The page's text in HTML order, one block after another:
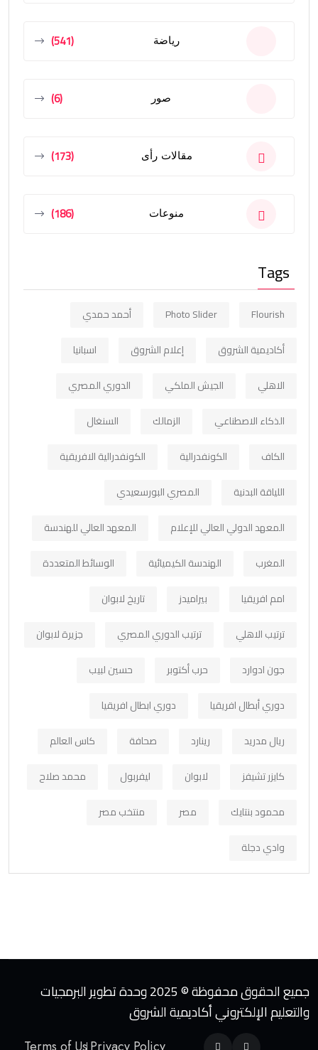
رياضة (541)
صور (6)
مقالات رأى (173)
منوعات (186)
Tags
Flourish
Photo Slider
أحمد حمدي
أكاديمية الشروق
إعلام الشروق
اسبانيا
الاهلي
الجيش الملكي
الدوري المصري
الذكاء الاصطناعي
الزمالك
السنغال
الكاف
الكونفدرالية
الكونفدرالية الافريقية
اللياقة البدنية
المصري البورسعيدي
المعهد الدولي العالي للإعلام
المعهد العالي للهندسة
المغرب
الهندسة الكيميائية
الوسائط المتعددة
امم افريقيا
بيراميدز
تاريخ لابوان
ترتيب الاهلي
ترتيب الدوري المصري
جزيرة لابوان
جون ادوارد
حرب أكتوبر
حسين لبيب
دوري أبطال افريقيا
دوري ابطال افريقيا
ريال مدريد
رينارد صحافة
كاس العالم
كايزر تشيفز
لابوان ليفربول
محمد صلاح
محمود بنتايك
مصر
منتخب مصر
وادي دجلة
جميع الحقوق محفوظة © 2025 وحدة تطوير البرمجيات
والتعليم الإلكتروني أكاديمية الشروق